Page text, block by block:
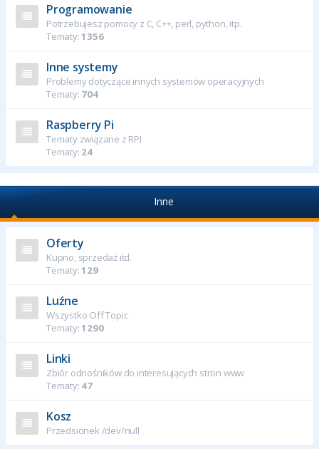
Programowanie
Potrzebujesz pomocy z C, C++, perl, python, itp.
Tematy:1356
Inne systemy
Problemy dotyczące innych systemów operacyjnych
Tematy: 704
Raspberry Pi
Tematy związane z RPI
Tematy: 24
Inne
Oferty
Kupno, sprzedaż itd.
Tematy:129
Luźne
Wszystko Off Topic
Tematy:1290
Linki
Zbiór odnośników do interesujących stron www
Tematy: 47
Kosz
Przedsionek /dev/null